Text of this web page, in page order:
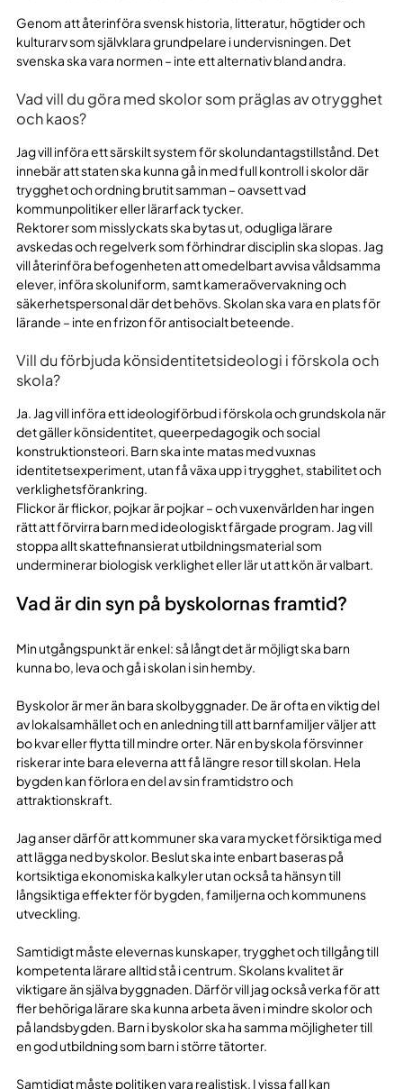
Genom att återinföra svensk historia, litteratur, högtider och
kulturarv som självklara grundpelare i undervisningen. Det
svenska ska vara normen – inte ett alternativ bland andra.
Vad vill du göra med skolor som präglas av otrygghet
och kaos?
Jag vill införa ett särskilt system för skolundantagstillstånd. Det
innebär att staten ska kunna gå in med full kontroll i skolor där
trygghet och ordning brutit samman – oavsett vad
kommunpolitiker eller lärarfack tycker.
Rektorer som misslyckats ska bytas ut, odugliga lärare
avskedas och regelverk som förhindrar disciplin ska slopas. Jag
vill återinföra befogenheten att omedelbart avvisa våldsamma
elever, införa skoluniform, samt kameraövervakning och
säkerhetspersonal där det behövs. Skolan ska vara en plats för
lärande – inte en frizon för antisocialt beteende.
Vill du förbjuda könsidentitetsideologi i förskola och
skola?
Ja. Jag vill införa ett ideologiförbud i förskola och grundskola när
det gäller könsidentitet, queerpedagogik och social
konstruktionsteori. Barn ska inte matas med vuxnas
identitetsexperiment, utan få växa upp i trygghet, stabilitet och
verklighetsförankring.
Flickor är flickor, pojkar är pojkar – och vuxenvärlden har ingen
rätt att förvirra barn med ideologiskt färgade program. Jag vill
stoppa allt skattefinansierat utbildningsmaterial som
underminerar biologisk verklighet eller lär ut att kön är valbart.
Vad är din syn på byskolornas framtid?
Min utgångspunkt är enkel: så långt det är möjligt ska barn
kunna bo, leva och gå i skolan i sin hemby.
Byskolor är mer än bara skolbyggnader. De är ofta en viktig del
av lokalsamhället och en anledning till att barnfamiljer väljer att
bo kvar eller flytta till mindre orter. När en byskola försvinner
riskerar inte bara eleverna att få längre resor till skolan. Hela
bygden kan förlora en del av sin framtidstro och
attraktionskraft.
Jag anser därför att kommuner ska vara mycket försiktiga med
att lägga ned byskolor. Beslut ska inte enbart baseras på
kortsiktiga ekonomiska kalkyler utan också ta hänsyn till
långsiktiga effekter för bygden, familjerna och kommunens
utveckling.
Samtidigt måste elevernas kunskaper, trygghet och tillgång till
kompetenta lärare alltid stå i centrum. Skolans kvalitet är
viktigare än själva byggnaden. Därför vill jag också verka för att
fler behöriga lärare ska kunna arbeta även i mindre skolor och
på landsbygden. Barn i byskolor ska ha samma möjligheter till
en god utbildning som barn i större tätorter.
Samtidigt måste politiken vara realistisk. I vissa fall kan